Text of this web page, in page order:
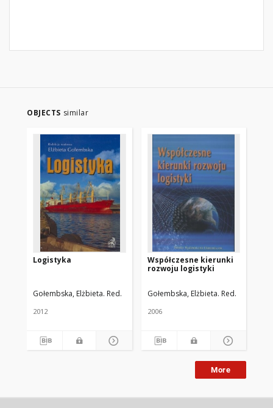
OBJECTS similar
Logistyka
Gołembska, Elżbieta. Red.
2012
Współczesne kierunki
rozwoju logistyki
Gołembska, Elżbieta. Red.
2006
More